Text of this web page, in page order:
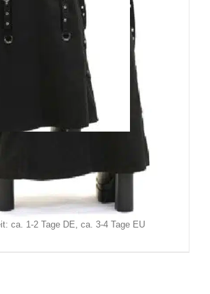
Herrenrock Rikkin
zzgl.Versand
ca. 1-2 Tage DE, ca. 3-4 Tage EU